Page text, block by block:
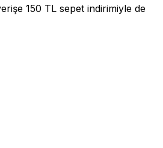
150 TL sepet indirimiyle de